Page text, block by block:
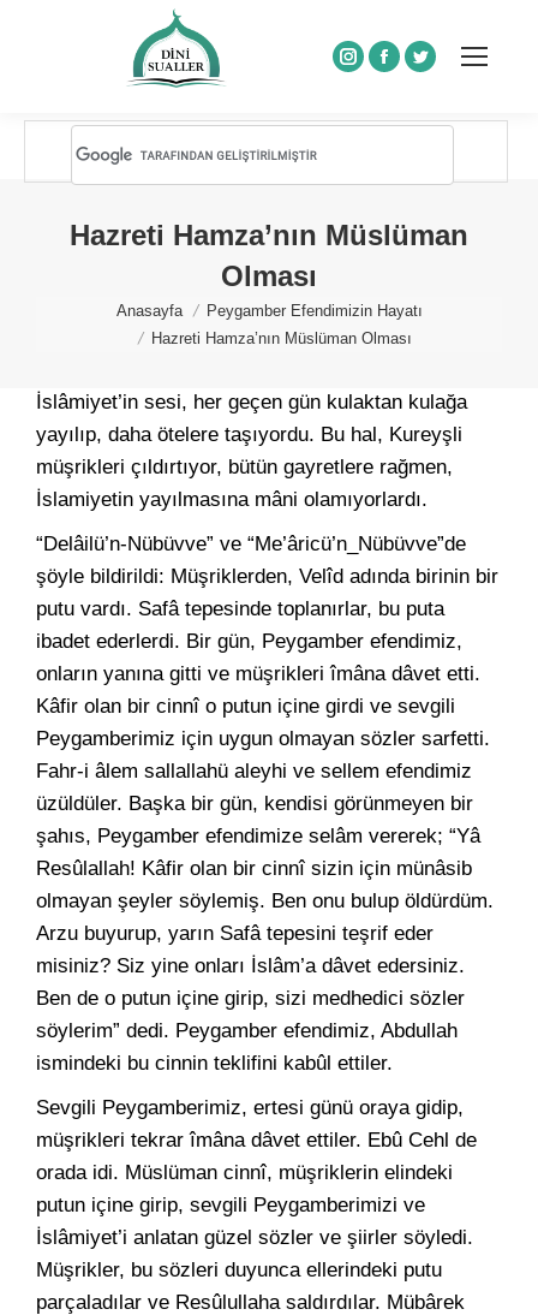
Instagram
Facebook
Twitter
Hazreti Hamza’nın Müslüman
Olması
You are here:
Anasayfa
Peygamber Efendimizin Hayatı
Hazreti Hamza’nın Müslüman Olması
İslâmiyet’in sesi, her geçen gün kulaktan kulağa
yayılıp, daha ötelere taşıyordu. Bu hal, Kureyşli
müşrikleri çıldırtıyor, bütün gayretlere rağmen,
İslamiyetin yayılmasına mâni olamıyorlardı.
“Delâilü’n-Nübüvve” ve “Me’âricü’n_Nübüvve”de
şöyle bildirildi: Müşriklerden, Velîd adında birinin bir
putu vardı. Safâ tepesinde toplanırlar, bu puta
ibadet ederlerdi. Bir gün, Peygamber efendimiz,
onların yanına gitti ve müşrikleri îmâna dâvet etti.
Kâfir olan bir cinnî o putun içine girdi ve sevgili
Peygamberimiz için uygun olmayan sözler sarfetti.
Fahr-i âlem sallallahü aleyhi ve sellem efendimiz
üzüldüler. Başka bir gün, kendisi görünmeyen bir
şahıs, Peygamber efendimize selâm vererek; “Yâ
Resûlallah! Kâfir olan bir cinnî sizin için münâsib
olmayan şeyler söylemiş. Ben onu bulup öldürdüm.
Arzu buyurup, yarın Safâ tepesini teşrif eder
misiniz? Siz yine onları İslâm’a dâvet edersiniz.
Ben de o putun içine girip, sizi medhedici sözler
söylerim” dedi. Peygamber efendimiz, Abdullah
ismindeki bu cinnin teklifini kabûl ettiler.
Sevgili Peygamberimiz, ertesi günü oraya gidip,
müşrikleri tekrar îmâna dâvet ettiler. Ebû Cehl de
orada idi. Müslüman cinnî, müşriklerin elindeki
putun içine girip, sevgili Peygamberimizi ve
İslâmiyet’i anlatan güzel sözler ve şiirler söyledi.
Müşrikler, bu sözleri duyunca ellerindeki putu
parçaladılar ve Resûlullaha saldırdılar. Mübârek